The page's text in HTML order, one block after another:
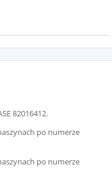
82016412.
po numerze
po numerze